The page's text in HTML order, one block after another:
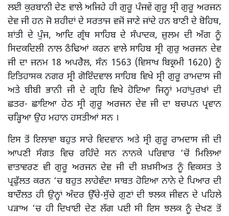
ਲਈ ਕੁਰਬਾਨੀ ਦੇਣ ਵਾਲੇ ਅਜਿਹੇ ਹੀ ਗੁਰੂ ਪੰਜਵੇਂ ਗੁਰੂ ਸ੍ਰੀ ਗੁਰੂ ਅਰਜਨ
ਦੇਵ ਜੀ ਹਨ ਜੋ ਸ਼ਹੀਦਾਂ ਦੇ ਸਰਤਾਜ ਵਜੋਂ ਜਾਣੇ ਜਾਂਦੇ ਹਨ ਬਾਣੀ ਦੇ ਬੋਹਿਥ,
ਸ਼ਾਂਤੀ ਦੇ ਪੁੰਜ, ਆਦਿ ਗ੍ਰੰਥ ਸਾਹਿਬ ਦੇ ਸੰਪਾਦਕ, ਜ਼ੁਲਮ ਦੀ ਅੱਗ ਨੂੰ
ਸਿਦਕਦਿਲੀ ਨਾਲ ਠੰਢਿਆਂ ਕਰਨ ਵਾਲੇ ਸਾਹਿਬ ਸ੍ਰੀ ਗੁਰੁ ਅਰਜਨ ਦੇਵ
ਜੀ ਦਾ ਜਨਮ 18 ਅਪਰੈਲ, ਸੰਨ 1563 (ਵਿਸਾਖ ਬਿਕ੍ਰਮੀ 1620) ਨੂੰ
ਇਤਿਹਾਸਕ ਨਗਰ ਸ੍ਰੀ ਗੋਇੰਦਵਾਲ ਸਾਹਿਬ ਵਿਖੇ ਸ੍ਰੀ ਗੁਰੂ ਰਾਮਦਾਸ ਜੀ
ਅਤੇ ਬੀਬੀ ਭਾਨੀ ਜੀ ਦੇ ਗ੍ਰਹਿ ਵਿਖੇ ਹੋਇਆ ਜਿਨ੍ਹਾਂ ਮਹਾਂਪੁਰਖਾਂ ਦੀ
ਛਤਰ- ਛਾਇਆ ਹੇਠ ਸ੍ਰੀ ਗੁਰੂ ਅਰਜਨ ਦੇਵ ਜੀ ਦਾ ਬਚਪਨ ਪ੍ਰਵਾਨ
ਚੜ੍ਹਿਆ ਉਹ ਮਹਾਨ ਹਸਤੀਆਂ ਸਨ ।
ਇਸ ਤੋਂ ਇਲਾਵਾ ਬਹੁਤ ਸਾਰੇ ਵਿਦਵਾਨ ਅਤੇ ਸ੍ਰੀ ਗੁਰੂ ਰਾਮਦਾਸ ਜੀ ਦੀ
ਆਪਣੀ ਸੰਗਤ ਵਿਚ ਰਹਿੰਦੇ ਸਨ ਨਾਨਕੇ ਪਰਿਵਾਰ ‘ਚੋਂ ਮਿਲਿਆ
ਵਾਤਾਵਰਣ ਵੀ ਗੁਰੂ ਅਰਜਨ ਦੇਵ ਜੀ ਦੀ ਸ਼ਖ਼ਸੀਅਤ ਨੂੰ ਵਿਕਸਤ ਤੇ
ਪ੍ਰਫੁੱਲਤ ਕਰਨ ‘ਚ ਬਹੁਤ ਲਾਹੇਵੰਦਾ ਸਾਬਤ ਹੋਇਆ ਨਾਨੇ ਦੇ ਪਿਆਰ ਦੀ
ਬਾਦੌਲਤ ਹੀ ਉਨ੍ਹਾਂ ਅੰਦਰ ਉੱਚੇ-ਸੁੱਚੇ ਗੁਣਾਂ ਦੀ ਝਲਕ ਜੀਵਨ ਦੇ ਪਹਿਲੇ
ਪੜਾਅ ‘ਚ ਹੀ ਦਿਖਾਈ ਦੇਣ ਲੱਗ ਪਈ ਸੀ ਇਸ ਝਲਕ ਨੂੰ ਦੇਖਣ ਤੋਂ